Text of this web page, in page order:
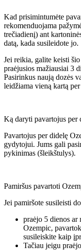
Kad prisimintumėte
rekomenduojama
trečiadienį) ant
datą, kada susileidote jo.
Jei reikia, galite keisti
praėjusios mažiausiai 3
Pasirinkus naują dozės
leidžiama vieną kartą per
Ką daryti pavartojus per
Pavartojus per didelę
gydytojui. Jums gali
pykinimas (šleikštulys).
Pamiršus pavartoti
Jei pamiršote susileisti
praėjo 5 dienos ar
Ozempic,
susileiskite kaip
Tačiau jeigu